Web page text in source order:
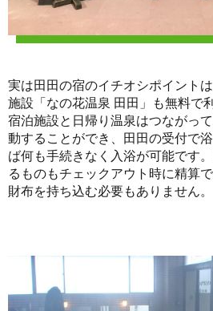
実は田田の宿のイチオシポイント
施設「なの花温泉 田田」も無料で
宿泊施設と日帰り温泉はつながっ
動することができ、田田の受付で
ば何も手続きなく入浴が可能です
るものもチェックアウト時に精算
財布を持ち込む必要もありません。